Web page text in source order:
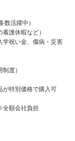
活躍中）
護休暇など）
祝い金、傷病・災害
度）
特別価格で購入可
額会社負担